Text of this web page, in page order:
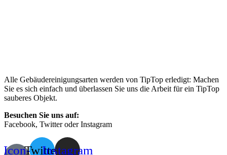
Alle Gebäudereinigungsarten werden von TipTop erledigt: Machen
Sie es sich einfach und überlassen Sie uns die Arbeit für ein TipTop
sauberes Objekt.
Besuchen Sie uns auf:
Facebook, Twitter oder Instagram
Icon-TwitterInstagram